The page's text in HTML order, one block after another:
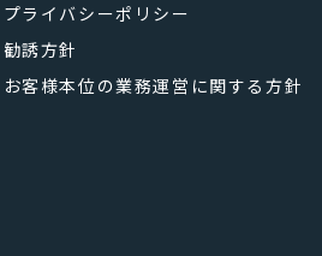
プライバシーポリシー
勧誘方針
お客様本位の業務運営に関する方針